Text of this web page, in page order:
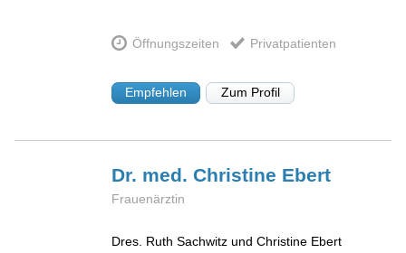
Öffnungszeiten Privatpatienten
Empfehlen Zum Profil
Dr. med. Christine Ebert
Frauenärztin
Dres. Ruth Sachwitz und Christine Ebert